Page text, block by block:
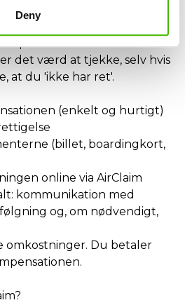
Deny
flyveledelsen
problemer anses IKKE for
det værd at tjekke, selv hvis
at du 'ikke har ret'.
(enkelt og hurtigt)
(billet, boardingkort,
online via AirClaim
kommunikation med
og, om nødvendigt,
omkostninger. Du betaler